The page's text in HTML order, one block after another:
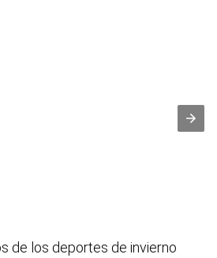
de los deportes de invierno